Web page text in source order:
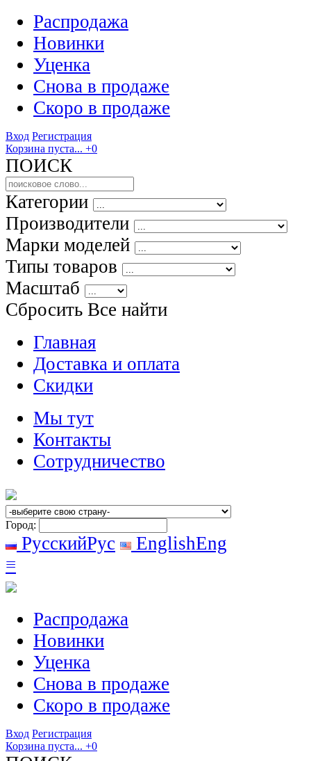
Распродажа
Новинки
Уценка
Снова в продаже
Скоро в продаже
Вход Регистрация
Корзина пуста... +0
ПОИСК
Категории
Производители
Марки моделей
Типы товаров
Масштаб
Сбросить Все найти
Главная
Доставка и оплата
Скидки
Мы тут
Контакты
Сотрудничество
Город:
РусскийРус EnglishEng
≡
Распродажа
Новинки
Уценка
Снова в продаже
Скоро в продаже
Вход Регистрация
Корзина пуста... +0